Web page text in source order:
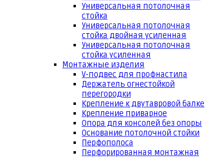
Универсальная потолочная
стойка
Универсальная потолочная
стойка двойная усиленная
Универсальная потолочная
стойка усиленная
Монтажные изделия
V-подвес для профнастила
Держатель огнестойкой
перегородки
Крепление к двутавровой балке
Крепление приварное
Опора для консолей без опоры
Основание потолочной стойки
Перфополоса
Перфорированная монтажная